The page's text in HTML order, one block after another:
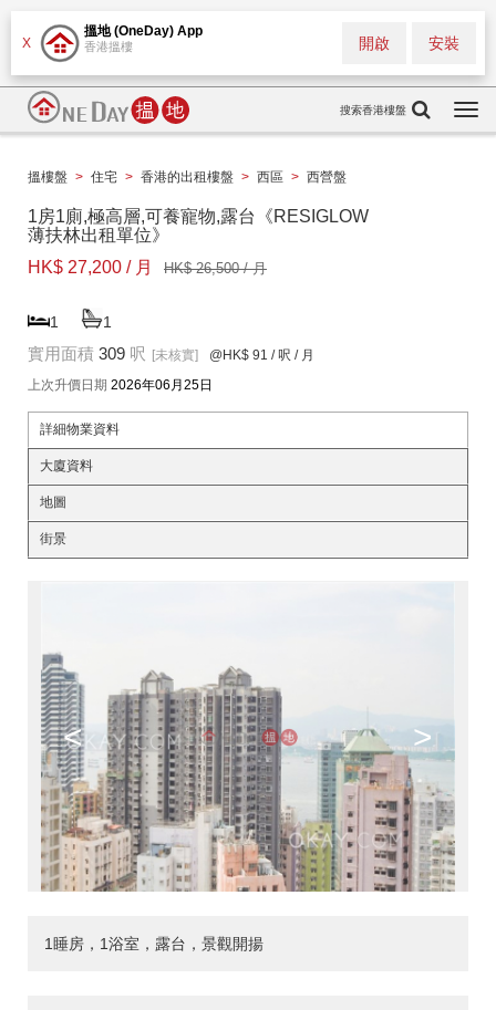
X
搵地 (OneDay) App
香港搵樓 安裝
開啟
搜索香港樓盤
搵樓盤 > 住宅 > 香港的出租樓盤 > 西區 > 西營盤
1房1廁,極高層,可養寵物,露台《RESIGLOW
薄扶林出租單位》
HK$ 27,200 / 月
HK$ 26,500 / 月
1 1
實用面積 309 呎 [未核實] @HK$ 91 / 呎 / 月
上次升價日期 2026年06月25日
詳細物業資料
大廈資料
地圖
街景
< >
1睡房，1浴室，露台，景觀開揚